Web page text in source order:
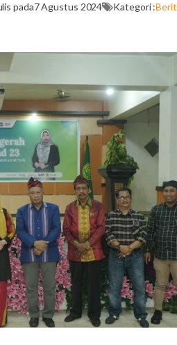
pada7 Agustus 2024 Kategori :